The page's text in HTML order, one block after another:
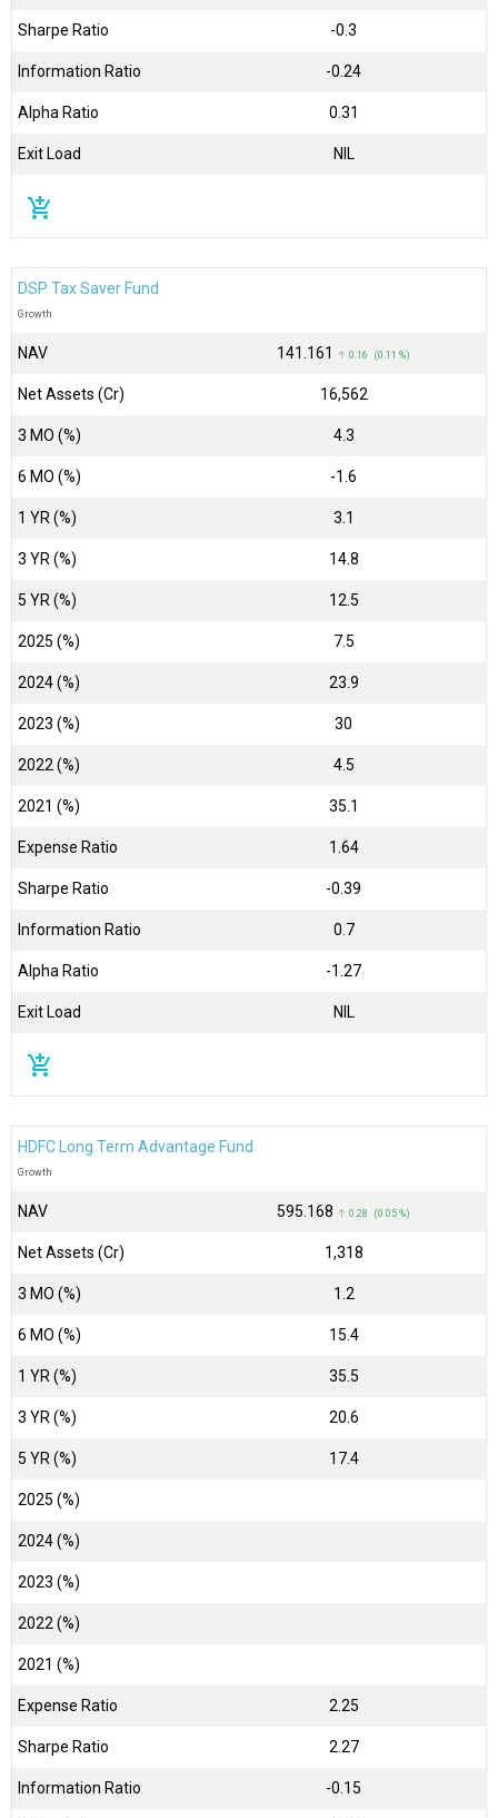
Sharpe Ratio -0.3
Information Ratio -0.24
Alpha Ratio 0.31
Exit Load NIL
add_shopping_cart
DSP Tax Saver Fund
Growth
NAV ₹141.161 ↑ 0.16 (0.11 %)
Net Assets (Cr) ₹16,562
3 MO (%) 4.3
6 MO (%) -1.6
1 YR (%) 3.1
3 YR (%) 14.8
5 YR (%) 12.5
2025 (%) 7.5
2024 (%) 23.9
2023 (%) 30
2022 (%) 4.5
2021 (%) 35.1
Expense Ratio 1.64
Sharpe Ratio -0.39
Information Ratio 0.7
Alpha Ratio -1.27
Exit Load NIL
add_shopping_cart
HDFC Long Term Advantage Fund
Growth
NAV ₹595.168 ↑ 0.28 (0.05 %)
Net Assets (Cr) ₹1,318
3 MO (%) 1.2
6 MO (%) 15.4
1 YR (%) 35.5
3 YR (%) 20.6
5 YR (%) 17.4
2025 (%)
2024 (%)
2023 (%)
2022 (%)
2021 (%)
Expense Ratio 2.25
Sharpe Ratio 2.27
Information Ratio -0.15